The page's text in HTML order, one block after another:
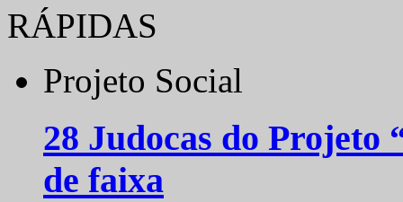
RÁPIDAS
Projeto Social
28 Judocas do
de faixa